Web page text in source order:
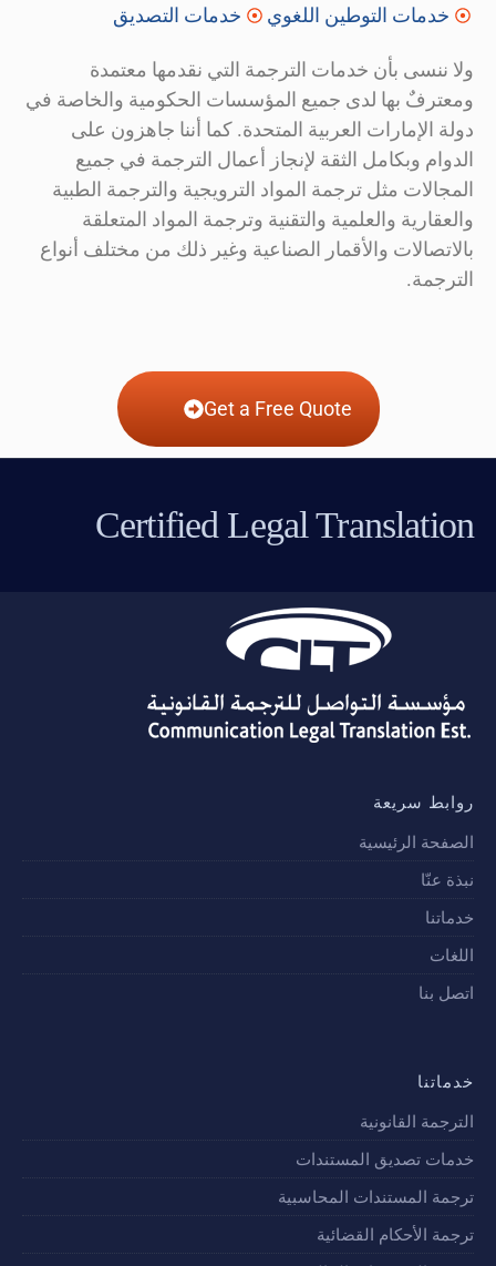
خدمات التوطين اللغوي
خدمات التصديق
ولا ننسى بأن خدمات الترجمة التي نقدمها معتمدة
ومعترفٌ بها لدى جميع المؤسسات الحكومية والخاصة في
دولة الإمارات العربية المتحدة. كما أننا جاهزون على
الدوام وبكامل الثقة لإنجاز أعمال الترجمة في جميع
المجالات مثل ترجمة المواد الترويجية والترجمة الطبية
والعقارية والعلمية والتقنية وترجمة المواد المتعلقة
بالاتصالات والأقمار الصناعية وغير ذلك من مختلف أنواع
الترجمة.
Get a Free Quote
Certified Legal Translation
روابط سريعة
الصفحة الرئيسية
نبذة عنّا
خدماتنا
اللغات
اتصل بنا
خدماتنا
الترجمة القانونية
خدمات تصديق المستندات
ترجمة المستندات المحاسبية
ترجمة الأحكام القضائية